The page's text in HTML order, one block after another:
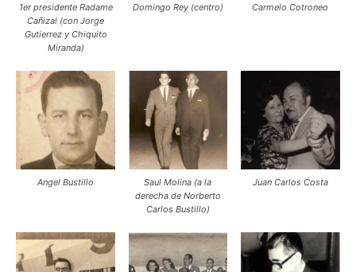
1er presidente Radame
Cañizal (con Jorge
Gutierrez y Chiquito
Miranda)
Domingo Rey (centro) Carmelo Cotroneo
Angel Bustillo
Saul Molina (a la
derecha de Norberto
Carlos Bustillo)
Juan Carlos Costa